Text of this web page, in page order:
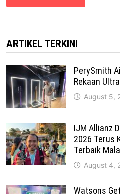
ARTIKEL TERKINI
PerySmith
Rekaan
August 5,
IJM Allianz
2026 Terus
Terbaik
August 4,
Watsons